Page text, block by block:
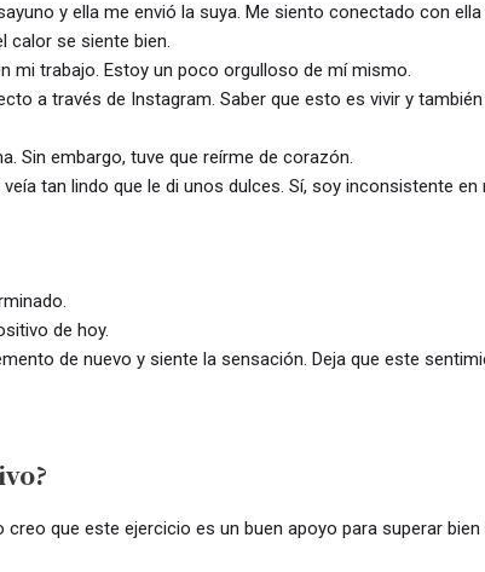
y ella me envió la suya. Me siento conectado con
calor se siente bien.
mi trabajo. Estoy un poco orgulloso de mí mismo.
a través de Instagram. Saber que esto es vivir y
Sin embargo, tuve que reírme de corazón.
tan lindo que le di unos dulces. Sí, soy inconsistente
de hoy.
de nuevo y siente la sensación. Deja que este
que este ejercicio es un buen apoyo para superar